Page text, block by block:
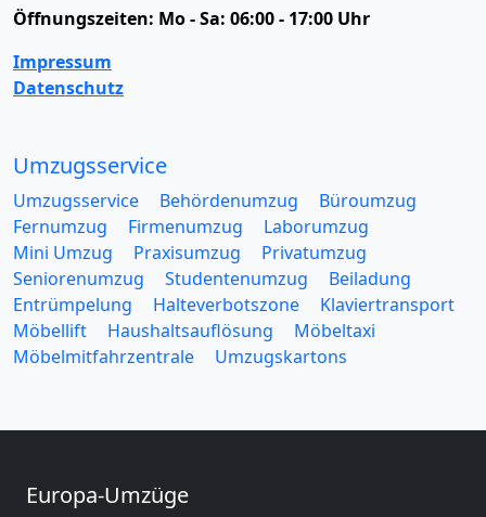
Öffnungszeiten: Mo - Sa: 06:00 - 17:00 Uhr
Impressum
Datenschutz
Umzugsservice
Umzugsservice Behördenumzug
Büroumzug
Fernumzug
Firmenumzug
Laborumzug
Mini Umzug
Praxisumzug
Privatumzug
Seniorenumzug
Studentenumzug
Beiladung
Entrümpelung
Halteverbotszone
Klaviertransport
Möbellift
Haushaltsauflösung
Möbeltaxi
Möbelmitfahrzentrale
Umzugskartons
Europa-Umzüge